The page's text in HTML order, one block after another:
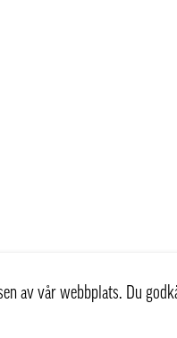
av vår webbplats. Du